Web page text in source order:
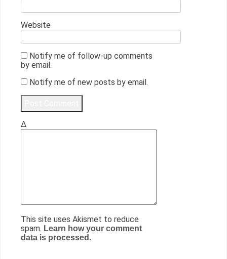
Website
Notify me of follow-up comments
by email.
Notify me of new posts by email.
Δ
This site uses Akismet to reduce
spam. Learn how your comment
data is processed.